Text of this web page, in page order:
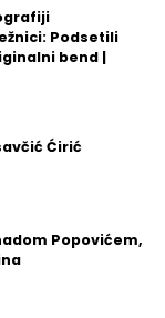
Podsetili
bend |
Ćirić
Popovićem,